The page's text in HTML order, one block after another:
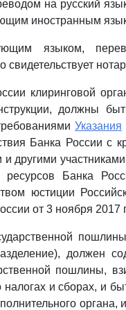
на русский
иностранным
языком,
клиринговой
должны
Указания
Банка России с
другими
Банка
юстиции
от 3 ноября 2017
должен
пошлины,
и сборах, и
органа,